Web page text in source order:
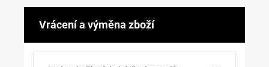
Vrácení a výměna zboží